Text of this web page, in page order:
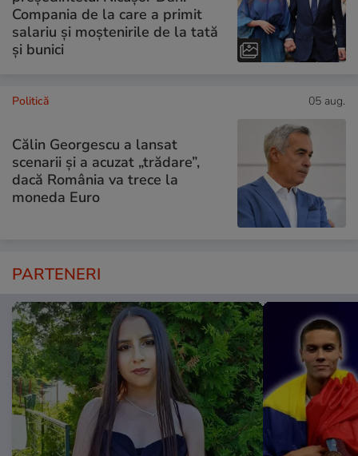
Compania de la care a primit
salariu și moștenirile de la tată
și bunici
Politică 05 aug.
Călin Georgescu a lansat
scenarii și a acuzat „trădare”,
dacă România va trece la
moneda Euro
PARTENERI